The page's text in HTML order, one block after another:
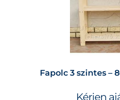
Fapolc 3 szintes –
Kérjen